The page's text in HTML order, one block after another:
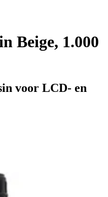
Beige, 1.000
voor LCD- en